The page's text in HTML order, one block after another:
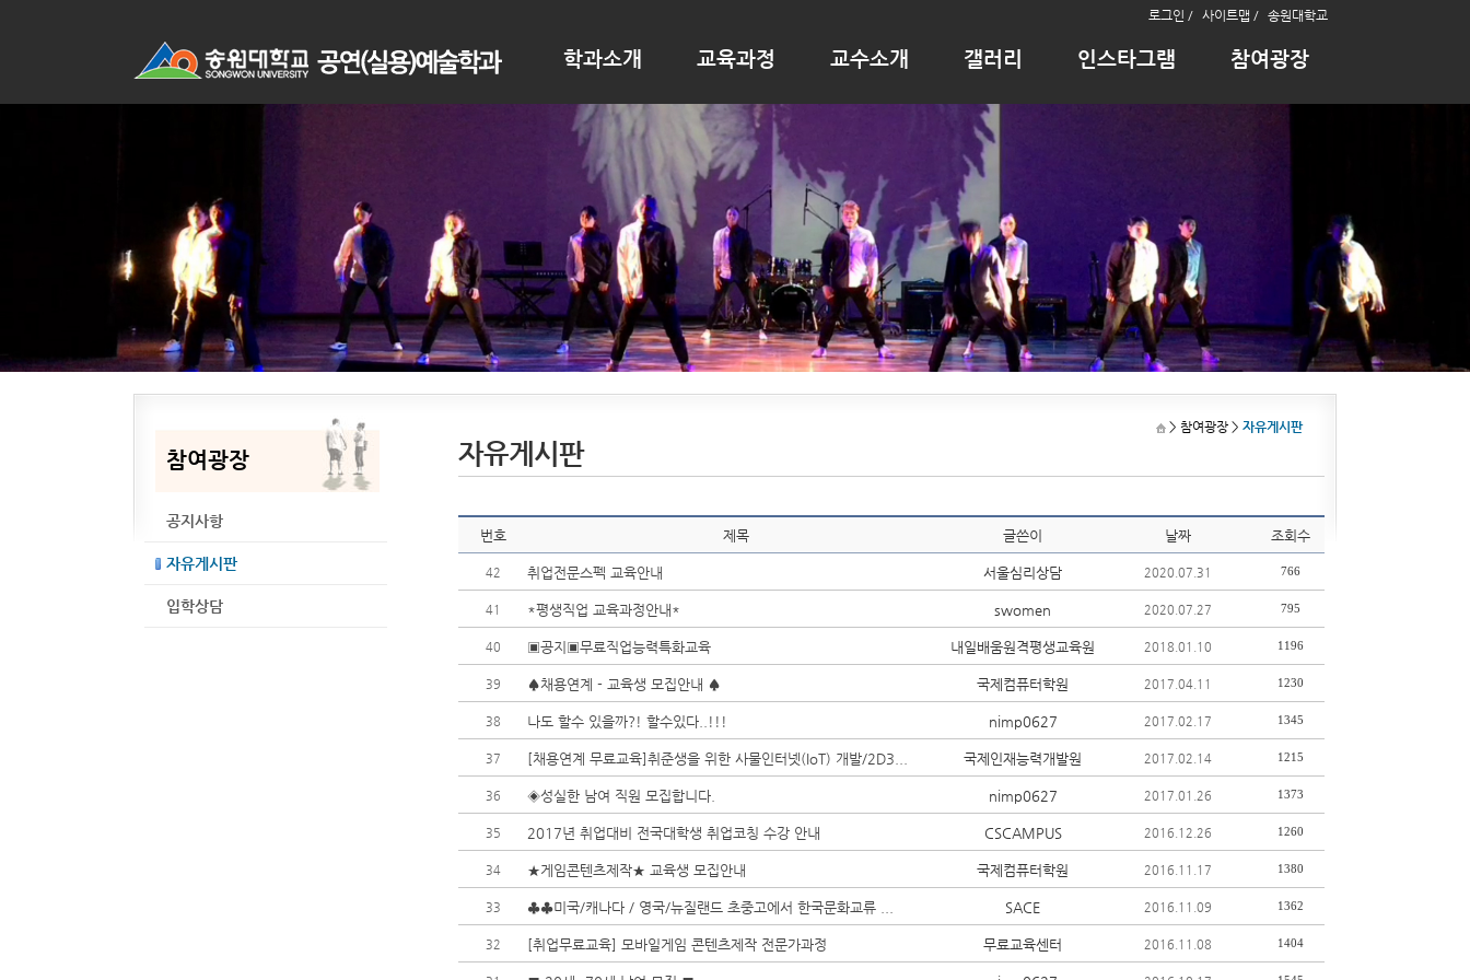
로그인 / 사이트맵 / 송원대학교
학과소개 교육과정 교수소개 갤러리 인스타그램 참여광장
참여광장
공지사항
자유게시판
입학상담
> 참여광장 > 자유게시판
자유게시판
번호 제목 글쓴이 날짜 조회수
42 취업전문스펙 교육안내 서울심리상담 2020.07.31 766
41 *평생직업 교육과정안내* swomen 2020.07.27 795
40 ▣공지▣무료직업능력특화교육 내일배움원격평생교육원 2018.01.10 1196
39 ♠채용연계 - 교육생 모집안내 ♠ 국제컴퓨터학원 2017.04.11 1230
38 나도 할수 있을까?! 할수있다..!!! nimp0627 2017.02.17 1345
37 [채용연계 무료교육]취준생을 위한 사물인터넷(IoT) 개발/2D3... 국제인재능력개발원 2017.02.14 1215
36 ◈성실한 남여 직원 모집합니다. nimp0627 2017.01.26 1373
35 2017년 취업대비 전국대학생 취업코칭 수강 안내 CSCAMPUS 2016.12.26 1260
34 ★게임콘텐츠제작★ 교육생 모집안내 국제컴퓨터학원 2016.11.17 1380
33 ♣♣미국/캐나다 / 영국/뉴질랜드 초중고에서 한국문화교류 ... SACE 2016.11.09 1362
32 [취업무료교육] 모바일게임 콘텐츠제작 전문가과정 무료교육센터 2016.11.08 1404